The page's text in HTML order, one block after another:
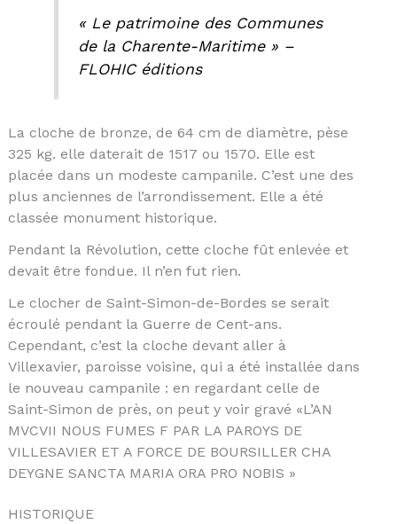
« Le patrimoine des Communes
de la Charente-Maritime » –
FLOHIC éditions
La cloche de bronze, de 64 cm de diamètre, pèse
325 kg. elle daterait de 1517 ou 1570. Elle est
placée dans un modeste campanile. C’est une des
plus anciennes de l’arrondissement. Elle a été
classée monument historique.
Pendant la Révolution, cette cloche fût enlevée et
devait être fondue. Il n’en fut rien.
Le clocher de Saint-Simon-de-Bordes se serait
écroulé pendant la Guerre de Cent-ans.
Cependant, c’est la cloche devant aller à
Villexavier, paroisse voisine, qui a été installée dans
le nouveau campanile : en regardant celle de
Saint-Simon de près, on peut y voir gravé «L’AN
MVCVII NOUS FUMES F PAR LA PAROYS DE
VILLESAVIER ET A FORCE DE BOURSILLER CHA
DEYGNE SANCTA MARIA ORA PRO NOBIS »
HISTORIQUE